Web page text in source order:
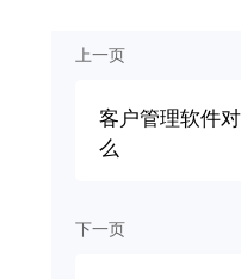
上一页
客户管理软件
么
下一页